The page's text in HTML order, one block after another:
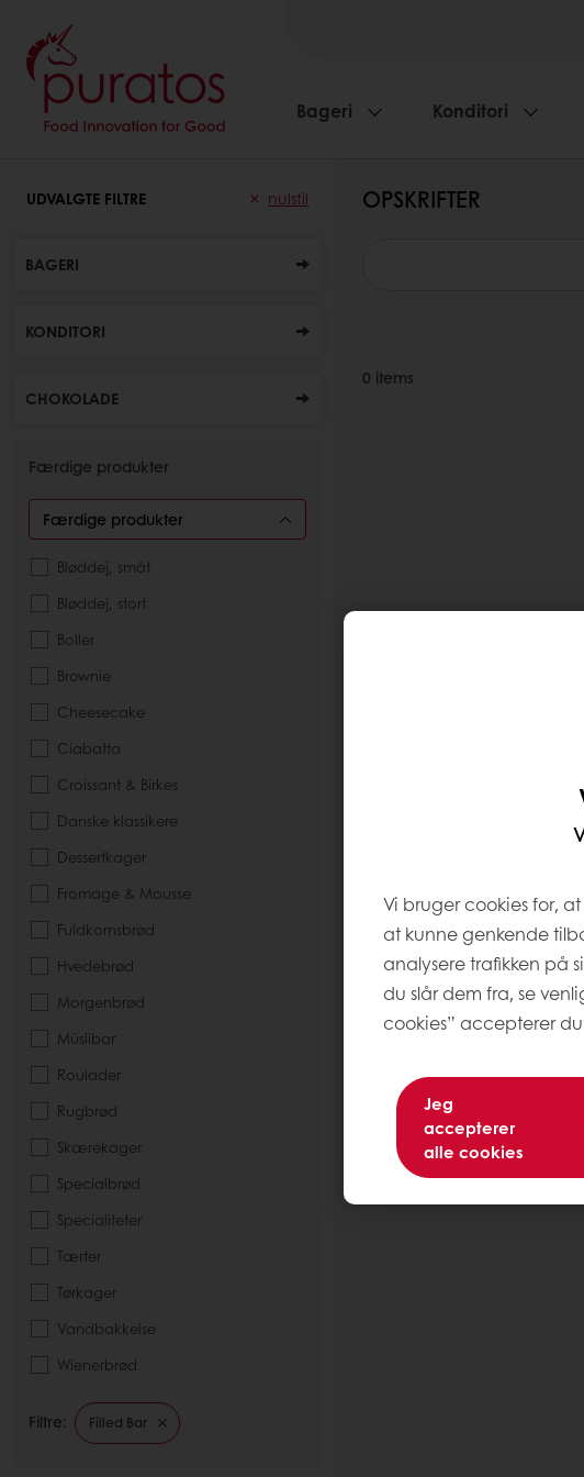
Bageri Konditori
UDVALGTE FILTRE nulstil
BAGERI
KONDITORI
CHOKOLADE
Færdige produkter
Færdige produkter
Bløddej, småt
Bløddej, stort
Boller
Brownie
Cheesecake
Ciabatta
Croissant & Birkes
Danske klassikere
Dessertkager
Fromage & Mousse
Fuldkornsbrød
Hvedebrød
Morgenbrød
Müslibar
Roulader
Rugbrød
Skærekager
Specialbrød
Specialiteter
Tærter
Tørkager
Vandbakkelse
Wienerbrød
Filtre: Filled Bar
OPSKRIFTER
0 items
Vi bruger cookies for,
at kunne genkende
analysere trafikken på
du slår dem fra, se
cookies” accepterer
Jeg
accepterer
alle cookies